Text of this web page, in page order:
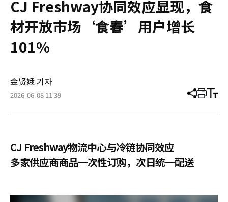
CJ Freshway协同效应显现，食
材开放市场‘食春’用户增长
101%
金贤娥 기자
2026-06-08 11:39 分
章
打 调
小
CJ Freshway物流中心与冷链协同效应
多家供应商商品一次性订购，次日统一配送